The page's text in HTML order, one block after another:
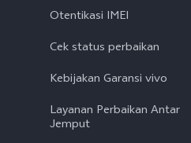
Otentikasi IMEI
Cek status perbaikan
Kebijakan Garansi vivo
Layanan Perbaikan Antar
Jemput